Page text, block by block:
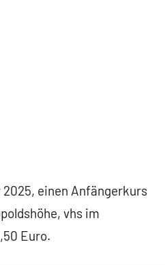
2025, einen Anfängerkurs
vhs im
Euro.